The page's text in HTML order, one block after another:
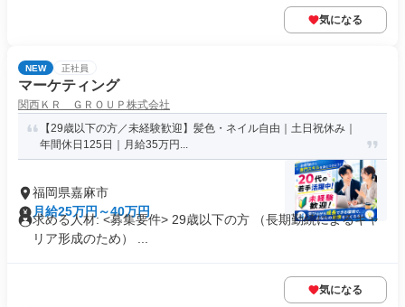
気になる
NEW 正社員
マーケティング
関西ＫＲ ＧＲＯＵＰ株式会社
【29歳以下の方／未経験歓迎】髪色・ネイル自由｜土日祝休み｜
年間休日125日｜月給35万円...
福岡県嘉麻市
月給25万円～40万円
求める人材: <募集要件> 29歳以下の方 （長期勤続によるキャ
リア形成のため） ...
気になる